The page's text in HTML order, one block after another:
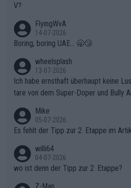
V?
FlyingWvA
14-07-2026
Boring, boring UAE... 🥱😴
wheelsplash
13-07-2026
Ich habe ernsthaft überhaupt keine
tare von dem Super-Doper und Bully
r die gehört nicht in dieses Medium!
Mike
05-07-2026
Es fehlt der Tipp zur 2. Etappe im
willi64
04-07-2026
wo ist denn der Tipp zur 2. Etappe?
Z-Man